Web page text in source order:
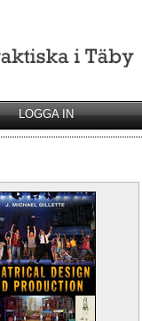
LOGGA IN